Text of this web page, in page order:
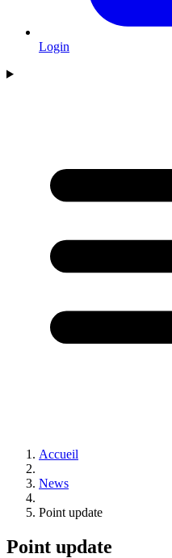
Login
Accueil
News
Point update
Point update